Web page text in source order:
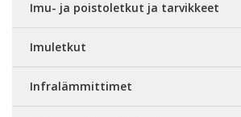
Imu- ja poistoletkut ja tarvikkeet
Imuletkut
Infralämmittimet